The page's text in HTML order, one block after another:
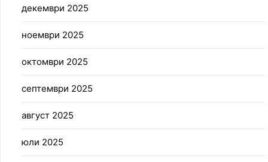
декември 2025
ноември 2025
октомври 2025
септември 2025
август 2025
юли 2025